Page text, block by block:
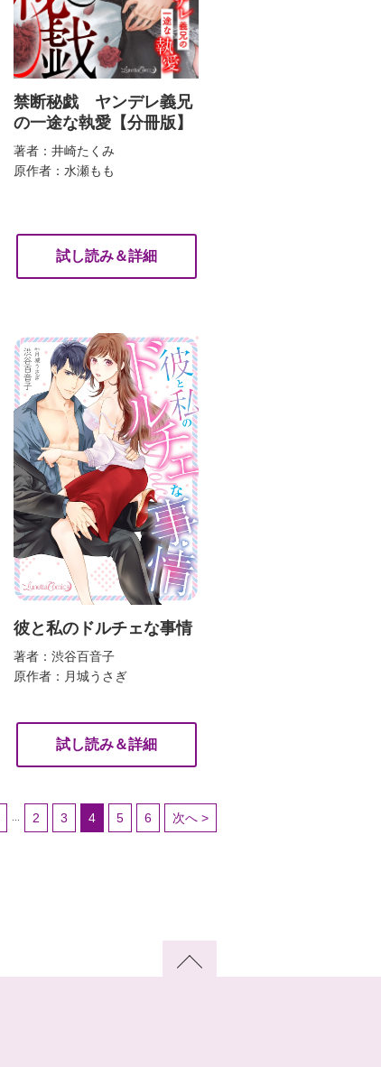
禁断秘戯 ヤンデレ義兄
の一途な執愛【分冊版】
著者：井崎たくみ
原作者：水瀬もも
試し読み＆詳細
彼と私のドルチェな事情
著者：渋谷百音子
原作者：月城うさぎ
試し読み＆詳細
2 3 4 5 6 次へ >